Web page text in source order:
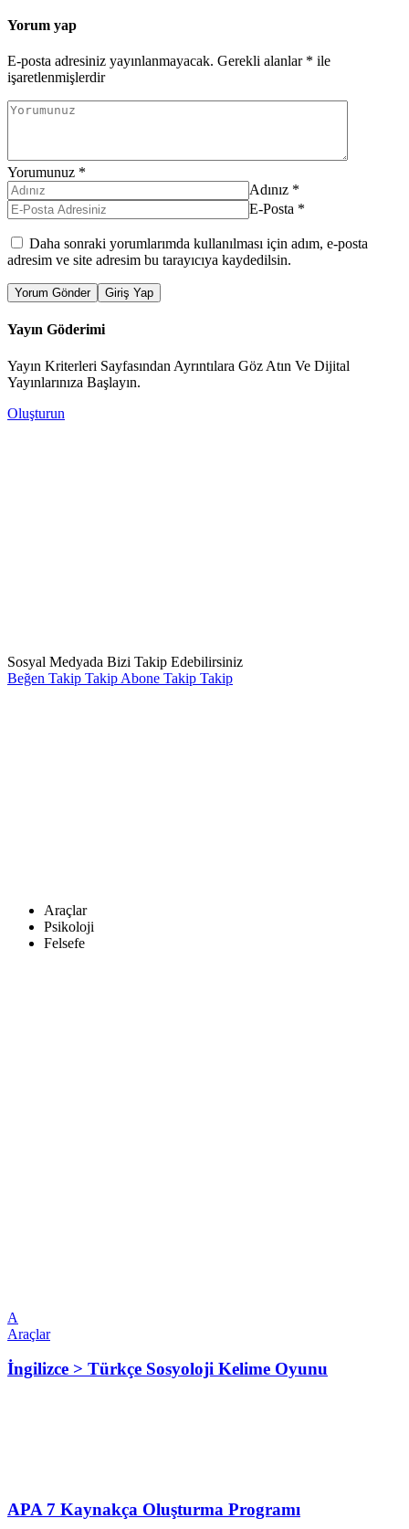
Yorum yap
E-posta adresiniz yayınlanmayacak. Gerekli alanlar * ile
işaretlenmişlerdir
Yorumunuz *
Adınız *
E-Posta *
Daha sonraki yorumlarımda kullanılması için adım, e-posta
adresim ve site adresim bu tarayıcıya kaydedilsin.
Yorum Gönder Giriş Yap
Yayın Göderimi
Yayın Kriterleri Sayfasından Ayrıntılara Göz Atın Ve Dijital
Yayınlarınıza Başlayın.
Oluşturun
Sosyal Medyada Bizi Takip Edebilirsiniz
Beğen Takip Takip Abone Takip Takip
Araçlar
Psikoloji
Felsefe
A
Araçlar
İngilizce > Türkçe Sosyoloji Kelime Oyunu
APA 7 Kaynakça Oluşturma Programı